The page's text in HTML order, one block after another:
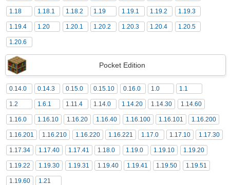
1.18 1.18.1 1.18.2 1.19 1.19.1 1.19.2 1.19.3
1.19.4 1.20 1.20.1 1.20.2 1.20.3 1.20.4 1.20.5
1.20.6
Pocket Edition
0.14.0 0.14.3 0.15.0 0.15.10 0.16.0 1.0 1.1
1.2 1.6.1 1.11.4 1.14.0 1.14.20 1.14.30 1.14.60
1.16.0 1.16.10 1.16.20 1.16.40 1.16.100 1.16.101 1.16.200
1.16.201 1.16.210 1.16.220 1.16.221 1.17.0 1.17.10 1.17.30
1.17.34 1.17.40 1.17.41 1.18.0 1.19.0 1.19.10 1.19.20
1.19.22 1.19.30 1.19.31 1.19.40 1.19.41 1.19.50 1.19.51
1.19.60 1.21